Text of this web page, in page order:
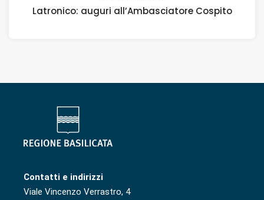
Latronico: auguri all’Ambasciatore Cospito
Contatti e indirizzi
Viale Vincenzo Verrastro, 4